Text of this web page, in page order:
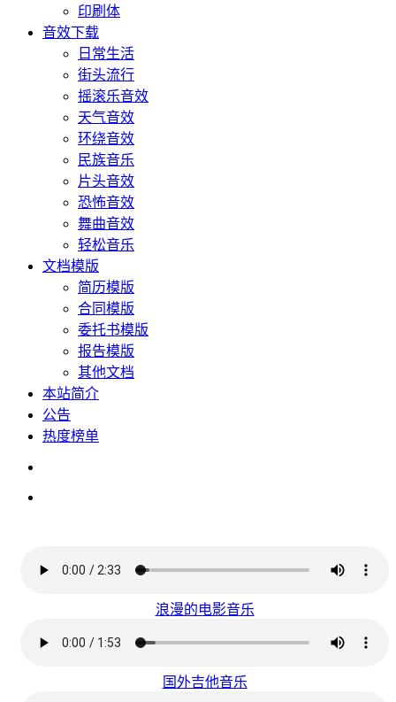
印刷体
音效下载
日常生活
街头流行
摇滚乐音效
天气音效
环绕音效
民族音乐
片头音效
恐怖音效
舞曲音效
轻松音乐
文档模版
简历模版
合同模版
委托书模版
报告模版
其他文档
本站简介
公告
热度榜单
浪漫的电影音乐
国外吉他音乐